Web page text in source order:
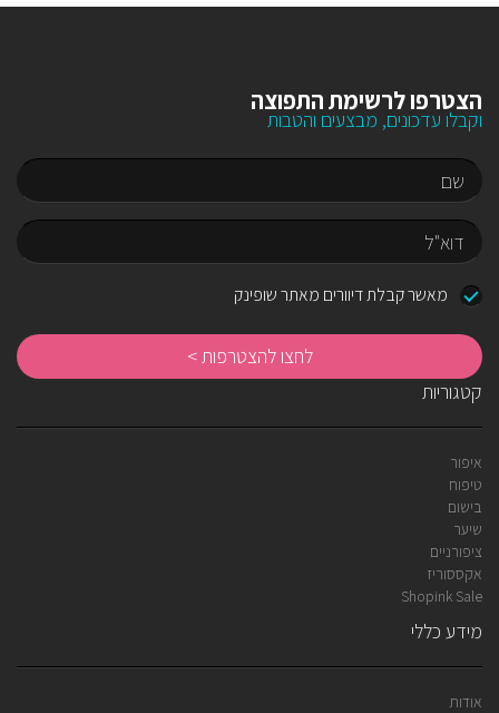
הצטרפו לרשימת התפוצה
וקבלו עדכונים, מבצעים והטבות
שם
דוא"למאשר קבלת דיוורים מאתר שופינק
קטגוריות
איפור
טיפוח
בישום
שיער
ציפורניים
אקססוריז
Shopink Sale
מידע כללי
אודות